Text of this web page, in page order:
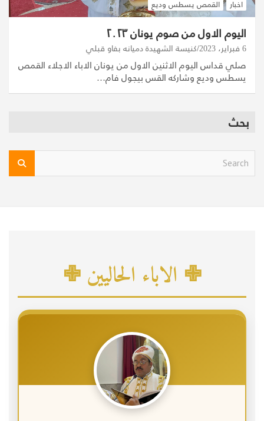
اخبار القمص يسطس وديع
اليوم الاول من صوم يونان ٢٠٢٣
6 فبراير، 2023 كنيسة الشهيدة دميانه بفاو قبلي
صلي قداس اليوم الاثنين الاول من يونان الاباء الاجلاء القمص
يسطس وديع وشاركه القس بيجول فام…
بحث
S
a
✙ الاباء الحاليين ✙